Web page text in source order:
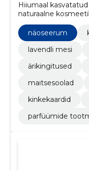
Hiiumaal
naturaalne
ning hooajalised
kohapealne
näoseerum
lavendli mesi
ärikingitused
maitsesoolad
kinkekaardid
parfüümide